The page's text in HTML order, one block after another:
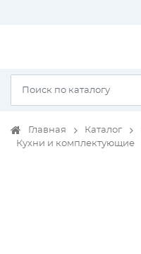
Главная Каталог
Кухни и комплектующие